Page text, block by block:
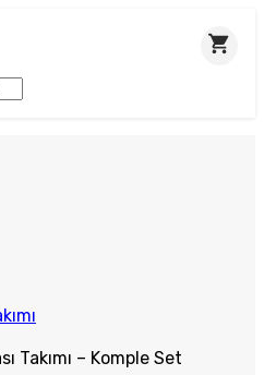
Takımı – Komple Set